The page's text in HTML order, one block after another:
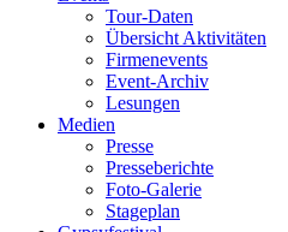
Tour-Daten
Übersicht Aktivitäten
Firmenevents
Event-Archiv
Lesungen
Medien
Presse
Presseberichte
Foto-Galerie
Stageplan